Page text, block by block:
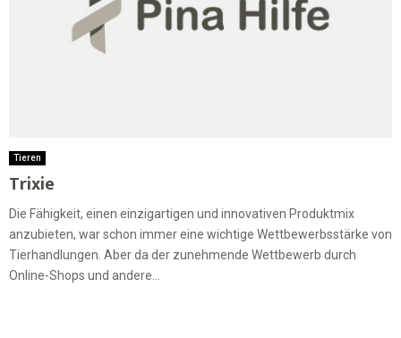
Tieren
Trixie
Die Fähigkeit, einen einzigartigen und innovativen Produktmix
anzubieten, war schon immer eine wichtige Wettbewerbsstärke von
Tierhandlungen. Aber da der zunehmende Wettbewerb durch
Online-Shops und andere...